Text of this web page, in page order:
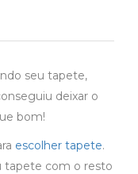
seu tapete,
deixar o
bom!
escolher tapete.
tapete com o resto